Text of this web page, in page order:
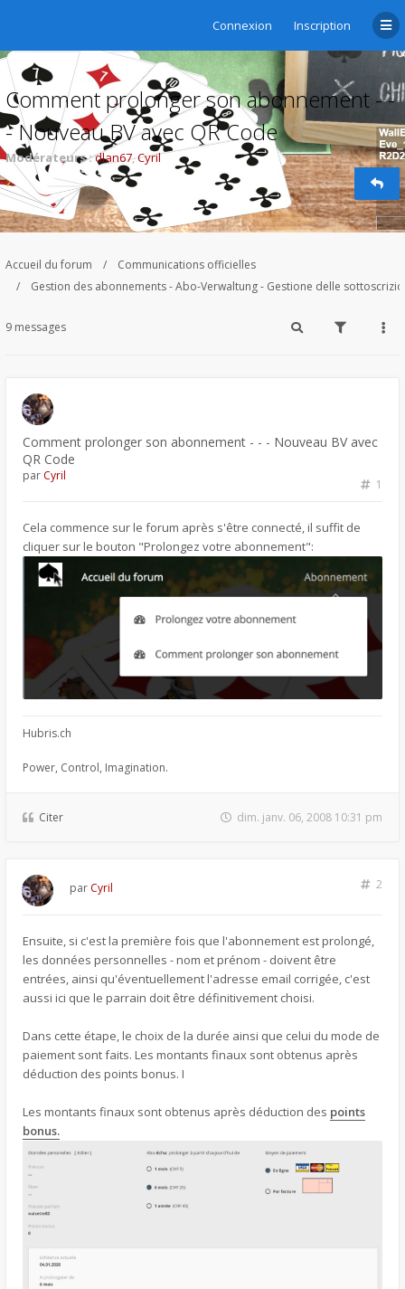
Connexion Inscription
Comment prolonger son abonnement - -
- Nouveau BV avec QR Code
Modérateurs :dlan67,Cyril
Accueil du forum
Communications officielles
Gestion des abonnements - Abo-Verwaltung - Gestione delle
9 messages
Comment prolonger son abonnement - - - Nouveau BV avec
QR Code
1
par Cyril
Cela commence sur le forum après s'être connecté, il suffit de
cliquer sur le bouton "Prolongez votre abonnement":
Hubris.ch
Power, Control, Imagination.
Citer dim. janv. 06, 2008 10:31 pm
2
par Cyril
Ensuite, si c'est la première fois que l'abonnement est prolongé,
les données personnelles - nom et prénom - doivent être
entrées, ainsi qu'éventuellement l'adresse email corrigée, c'est
aussi ici que le parrain doit être définitivement choisi.
Dans cette étape, le choix de la durée ainsi que celui du mode de
paiement sont faits. Les montants finaux sont obtenus après
déduction des points bonus. I
Les montants finaux sont obtenus après déduction des points
bonus.